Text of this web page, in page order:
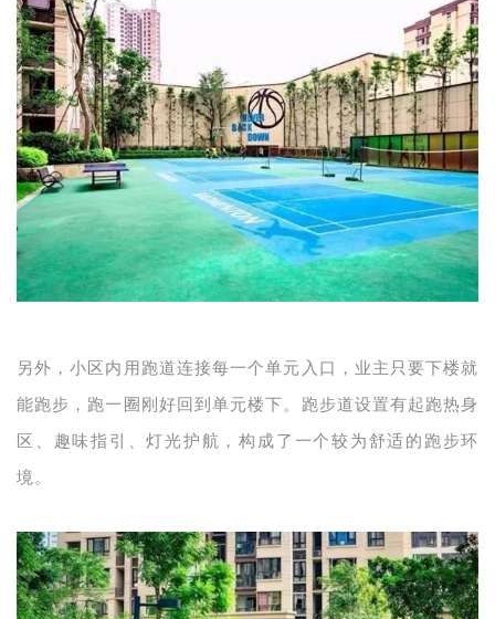
另外，小区内用跑道连接每一个单元入口，业主只要下楼就
能跑步，跑一圈刚好回到单元楼下。跑步道设置有起跑热身
区、趣味指引、灯光护航，构成了一个较为舒适的跑步环
境。